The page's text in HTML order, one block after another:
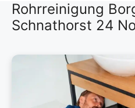
Rohrreinigung
Schnathorst 24